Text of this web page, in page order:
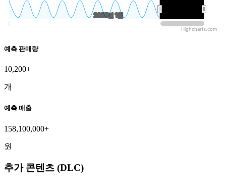
2025년 1월
2025년 1월
Highcharts.com
예측 판매량
10,200+
개
예측 매출
158,100,000+
원
추가 콘텐츠 (DLC)